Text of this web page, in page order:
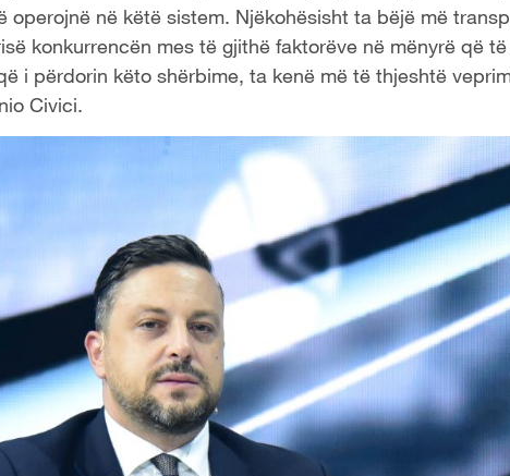
operojnë në këtë sistem. Njëkohësisht ta bëjë më
konkurrencën mes të gjithë faktorëve në mënyrë që
i përdorin këto shërbime, ta kenë më të thjeshtë
Civici.